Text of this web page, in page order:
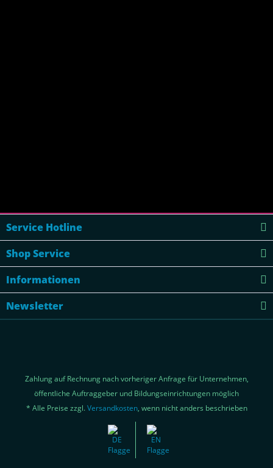
Service Hotline
Shop Service
Informationen
Newsletter
Zahlung auf Rechnung nach vorheriger Anfrage für Unternehmen,
öffentliche Auftraggeber und Bildungseinrichtungen möglich
* Alle Preise zzgl.Versandkosten, wenn nicht anders beschrieben